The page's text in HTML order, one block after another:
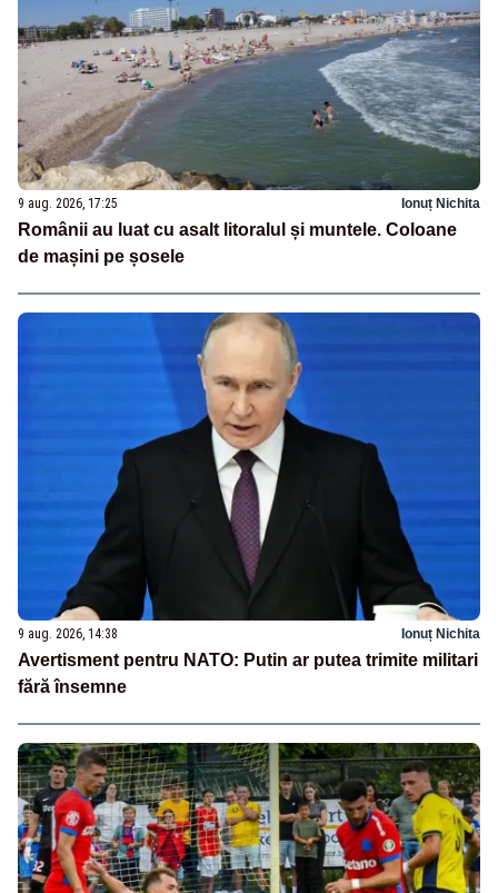
9 aug. 2026, 17:25 Ionuț Nichita
Românii au luat cu asalt litoralul și muntele. Coloane
de mașini pe șosele
9 aug. 2026, 14:38 Ionuț Nichita
Avertisment pentru NATO: Putin ar putea trimite militari
fără însemne